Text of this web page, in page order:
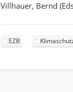
Villhauer, Bernd
EZB